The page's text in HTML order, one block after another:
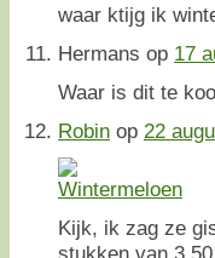
waar ktijg ik
Hermans op 17
Waar is dit te
Robin op 22
Kijk, ik zag ze
stukken van